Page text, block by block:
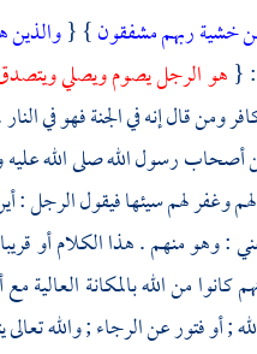
خشية ربهم مشفقون} {والذين
: {هو الرجل يصوم ويصلي
ومن قال إنه في الجنة فهو في
رسول الله صلى الله
وغفر لهم سيئها فيقول الرجل :
وهو منهم . هذا الكلام أو
كانوا من الله بالمكانة
فتور عن الرجاء ; والله تعالى